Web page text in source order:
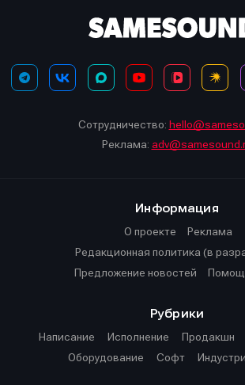
Сотрудничество:
Реклама:
Информация
О проекте
Реклама
Редакционная политика (в
Предложение новостей
Рубрики
Написание
Исполнение Продакшн
Оборудование
Софт